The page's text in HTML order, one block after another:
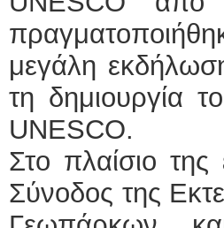
μεγάλη
τη δημιουργία
UNESCO.
Στο πλαίσιο
Σύνοδος της